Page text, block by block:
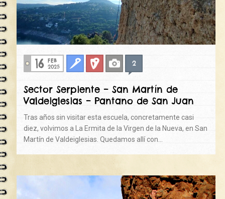
ClasicaDeportiva
Fotos
16 FEB
2025 2
Sector Serpiente – San Martín de
Valdeiglesias – Pantano de San Juan
Tras años sin visitar esta escuela, concretamente casi
diez, volvimos a La Ermita de la Virgen de la Nueva, en San
Martín de Valdeiglesias. Quedamos allí con…